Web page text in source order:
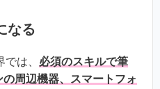
なる
は、 必須のスキルで筆
周辺機器、スマートフォ